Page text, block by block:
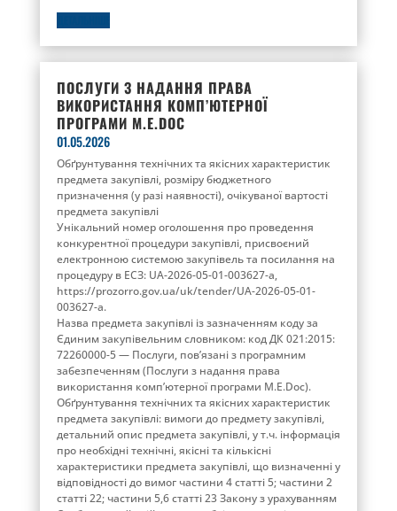
ПОСЛУГИ З НАДАННЯ ПРАВА
ВИКОРИСТАННЯ КОМП’ЮТЕРНОЇ
ПРОГРАМИ М.E.DOC
01.05.2026
Обґрунтування технічних та якісних характеристик
предмета закупівлі, розміру бюджетного
призначення (у разі наявності), очікуваної вартості
предмета закупівлі
Унікальний номер оголошення про проведення
конкурентної процедури закупівлі, присвоєний
електронною системою закупівель та посилання на
процедуру в ЕСЗ: UA-2026-05-01-003627-a,
https://prozorro.gov.ua/uk/tender/UA-2026-05-01-
003627-a.
Назва предмета закупівлі із зазначенням коду за
Єдиним закупівельним словником: код ДК 021:2015:
72260000-5 — Послуги, пов’язані з програмним
забезпеченням (Послуги з надання права
використання комп’ютерної програми М.E.Doc).
Обґрунтування технічних та якісних характеристик
предмета закупівлі: вимоги до предмету закупівлі,
детальний опис предмета закупівлі, у т.ч. інформація
про необхідні технічні, якісні та кількісні
характеристики предмета закупівлі, що визначенні у
відповідності до вимог частини 4 статті 5; частини 2
статті 22; частини 5,6 статті 23 Закону з урахуванням